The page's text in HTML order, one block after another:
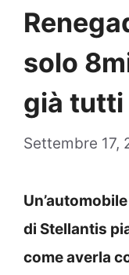
solo
già tutti
Settembre 17,
di Stellantis
come averla